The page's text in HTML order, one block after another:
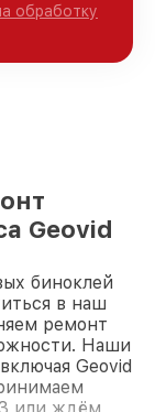
обработку
Geovid
биноклей
в наш
ремонт
Наши
Geovid